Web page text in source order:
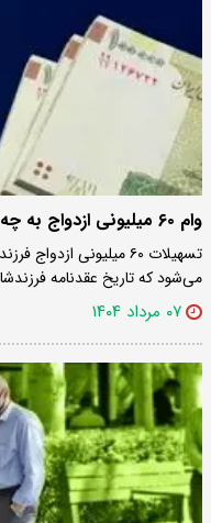
وام ۶۰ میلیونی ازدواج به چه کسانی تعلق می‌گیرد؟
تسهیلات ۶۰ میلیونی
می‌شود که تاریخ عقدنامه
۰۷ مرداد ۱۴۰۴